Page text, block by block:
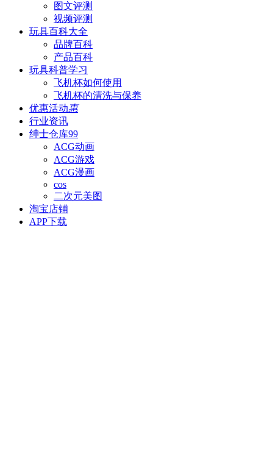
图文评测
视频评测
玩具百科大全
品牌百科
产品百科
玩具科普学习
飞机杯如何使用
飞机杯的清洗与保养
优惠活动惠
行业资讯
绅士仓库99
ACG动画
ACG游戏
ACG漫画
cos
二次元美图
淘宝店铺
APP下载